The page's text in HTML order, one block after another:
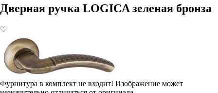
Дверная ручка LOGICA зеленая бронза
♡
Фурнитура в комплект не входит! Изображение может